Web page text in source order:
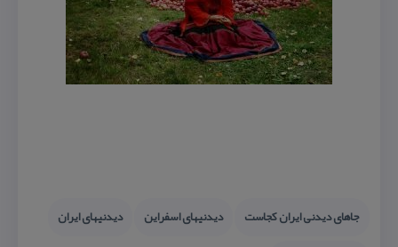
جاهای دیدنی ایران كجاست دیدنیهای اسفراین
دیدنیهای ایران